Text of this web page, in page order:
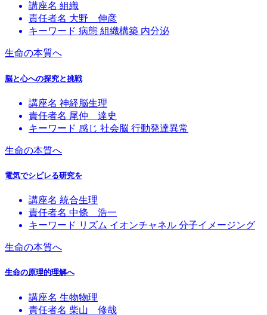
講座名 組織
責任者名 大野 伸彦
キーワード 病態 組織構築 内分泌
生命の本質へ
脳と心への探究と挑戦
講座名 神経脳生理
責任者名 尾仲 達史
キーワード 感じ 社会脳 行動発達異常
生命の本質へ
電気でシビレる研究を
講座名 統合生理
責任者名 中條 浩一
キーワード リズム イオンチャネル 分子イメージング
生命の本質へ
生命の原理的理解へ
講座名 生物物理
責任者名 柴山 修哉